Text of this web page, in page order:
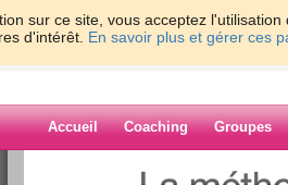
sur ce site, vous acceptez
d'intérêt. En savoir plus et gérer ces
Accueil Coaching Groupes
>